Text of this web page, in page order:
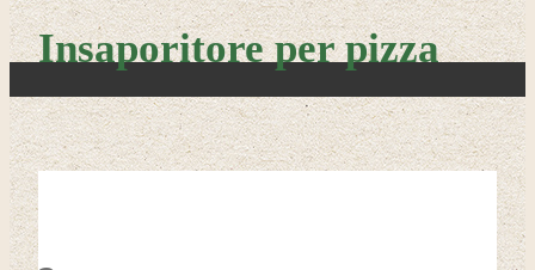
Insaporitore per pizza